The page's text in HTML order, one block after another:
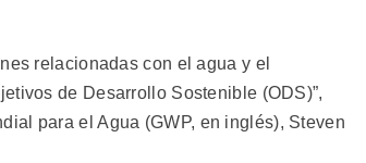
relacionadas con el agua y el
de Desarrollo Sostenible (ODS)”,
para el Agua (GWP, en inglés), Steven